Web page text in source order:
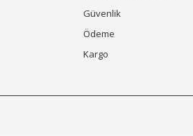
Güvenlik
Ödeme
Kargo